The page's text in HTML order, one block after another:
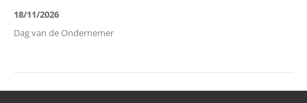
18/11/2026
Dag van de Ondernemer